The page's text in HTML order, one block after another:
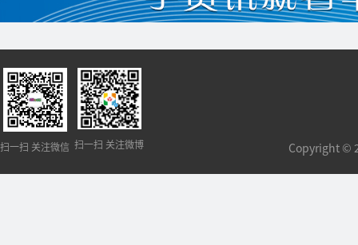
扫一扫 关注微信 扫一扫 关注微博 Copyright ©